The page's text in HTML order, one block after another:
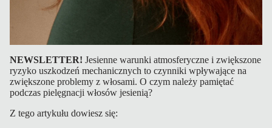
NEWSLETTER! Jesienne warunki atmosferyczne i zwiększone
ryzyko uszkodzeń mechanicznych to czynniki wpływające na
zwiększone problemy z włosami. O czym należy pamiętać
podczas pielęgnacji włosów jesienią?
Z tego artykułu dowiesz się: